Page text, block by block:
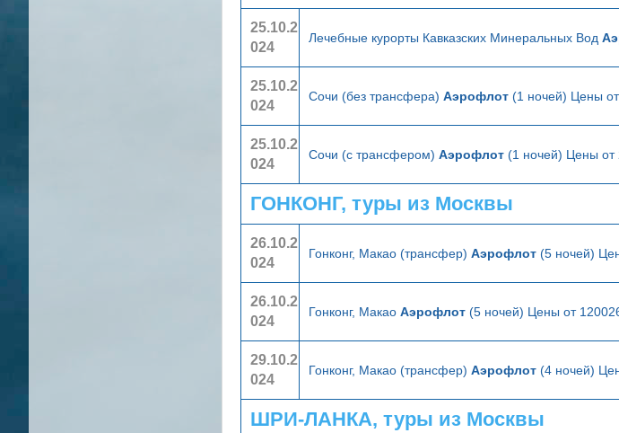
25.10.2
024
Лечебные курорты Кавказских Минеральных Вод
25.10.2
024
Сочи (без трансфера) Аэрофлот (1 ночей) Цены
25.10.2
024
Сочи (с трансфером) Аэрофлот (1 ночей) Цены от
ГОНКОНГ, туры из Москвы
26.10.2
024
Гонконг, Макао (трансфер) Аэрофлот (5 ночей)
26.10.2
024
Гонконг, Макао Аэрофлот (5 ночей) Цены от
29.10.2
024
Гонконг, Макао (трансфер) Аэрофлот (4 ночей)
ШРИ-ЛАНКА, туры из Москвы